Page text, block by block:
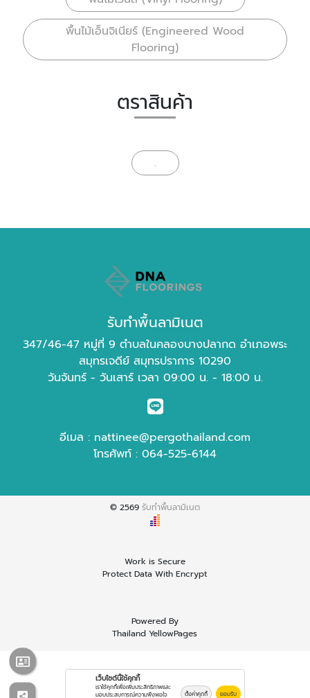
พื้นไม้เอ็นจิเนียร์ (Engineered Wood
Flooring)
ตราสินค้า
.
รับทำพื้นลามิเนต
347/46-47 หมู่ที่ 9 ตำบลในคลองบางปลากด อำเภอพระ
สมุทรเจดีย์ สมุทรปราการ 10290
วันจันทร์ - วันเสาร์ เวลา 09:00 น. - 18:00 น.
อีเมล : nattinee@pergothailand.com
โทรศัพท์ : 064-525-6144
© 2569 รับทำพื้นลามิเนต
Work is Secure
Powered By
เว็บไซต์นี้ใช้คุกกี้
เราใช้คุกกี้เพื่อเพิ่มประสิทธิภาพและ
มอบประสบการณ์ความพึงพอใจ
ตั้งค่าคุกกี้ ยอมรับ